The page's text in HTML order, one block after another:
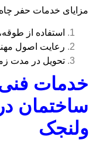
مزایای خدمات حفر
استفاده از
رعایت اصول
تحویل در مدت
خدمات
ساختمان
ولنجک